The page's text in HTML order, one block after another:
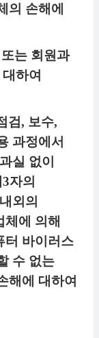
의 손해에
는 회원과
하여
검, 보수,
과정에서
실 없이
자의
외의
에 의해
터 바이러스
수 없는
해에 대하여